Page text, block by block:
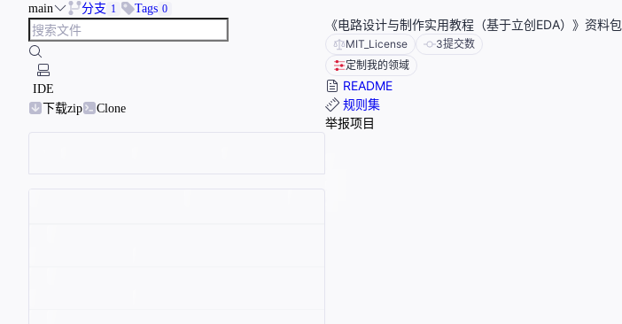
main 分支 1 Tags 0
IDE
下载zip
Clone
《电路设计与制作实用教程（基于立创EDA）》资料包
MIT_License 3提交数
定制我的领域
README
规则集
举报项目